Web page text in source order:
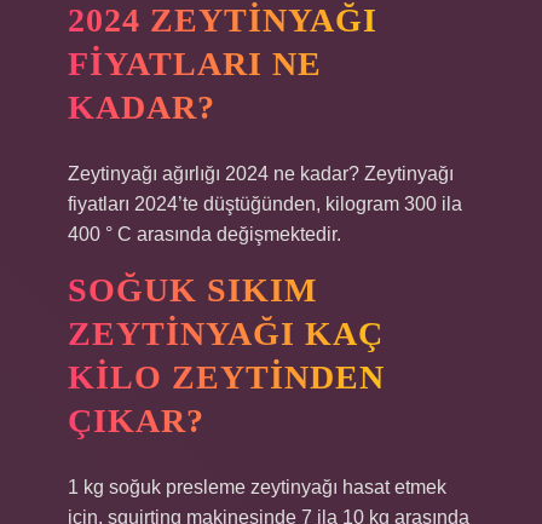
2024 ZEYTINYAĞI
FIYATLARI NE
KADAR?
Zeytinyağı ağırlığı 2024 ne kadar? Zeytinyağı
fiyatları 2024’te düştüğünden, kilogram 300 ila
400 ° C arasında değişmektedir.
SOĞUK SIKIM
ZEYTINYAĞI KAÇ
KILO ZEYTINDEN
ÇIKAR?
1 kg soğuk presleme zeytinyağı hasat etmek
için, squirting makinesinde 7 ila 10 kg arasında